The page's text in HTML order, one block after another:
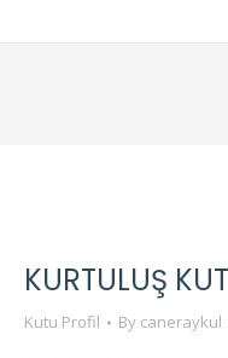
KURTULUŞ
Kutu Profil By caneraykul